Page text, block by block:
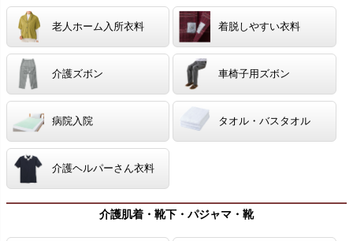
老人ホーム入所衣料 着脱しやすい衣料
介護ズボン 車椅子用ズボン
病院入院 タオル・バスタオル
介護ヘルパーさん衣料
介護肌着・靴下・パジャマ・靴